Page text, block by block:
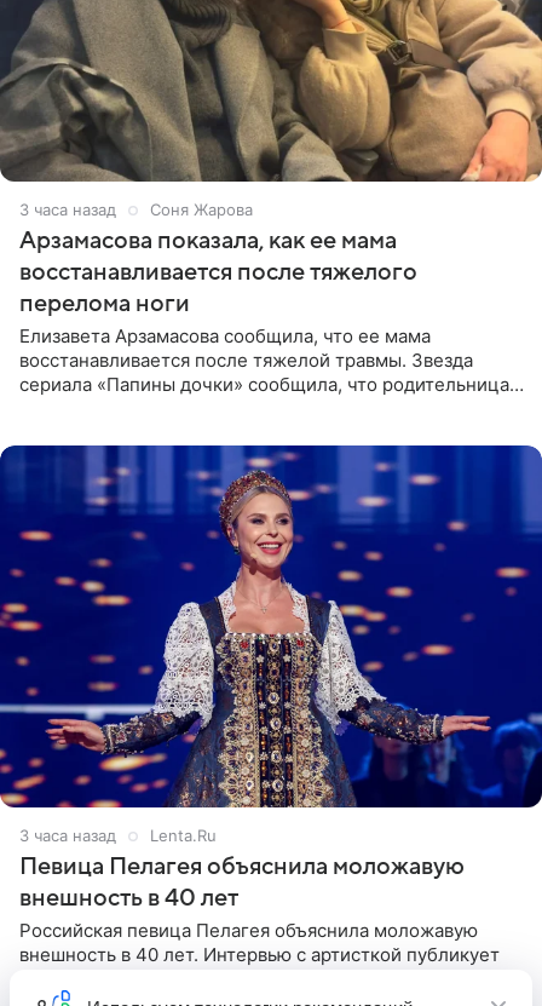
3 часа назад Соня Жарова
Арзамасова показала, как ее мама
восстанавливается после тяжелого
перелома ноги
Елизавета Арзамасова сообщила, что ее мама
восстанавливается после тяжелой травмы. Звезда
сериала «Папины дочки» сообщила, что родительница
3 часа назад Lenta.Ru
Певица Пелагея объяснила моложавую
внешность в 40 лет
Российская певица Пелагея объяснила моложавую
внешность в 40 лет. Интервью с артисткой публикует